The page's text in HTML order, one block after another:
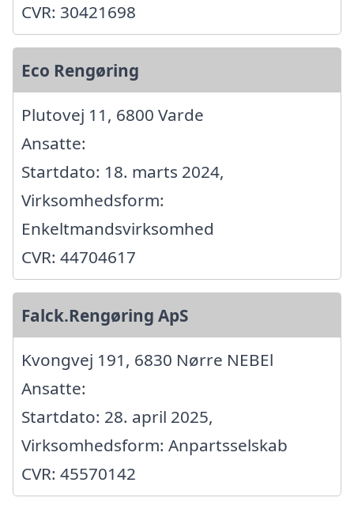
CVR: 30421698
Eco Rengøring
Plutovej 11, 6800 Varde
Ansatte:
Startdato: 18. marts 2024,
Virksomhedsform:
Enkeltmandsvirksomhed
CVR: 44704617
Falck.Rengøring ApS
Kvongvej 191, 6830 Nørre NEBEl
Ansatte:
Startdato: 28. april 2025,
Virksomhedsform: Anpartsselskab
CVR: 45570142